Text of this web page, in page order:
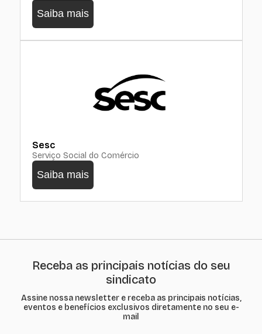
Saiba mais
Sesc
Serviço Social do Comércio
Saiba mais
Receba as principais notícias do seu
sindicato
Assine nossa newsletter e receba as principais notícias,
eventos e benefícios exclusivos diretamente no seu e-
mail